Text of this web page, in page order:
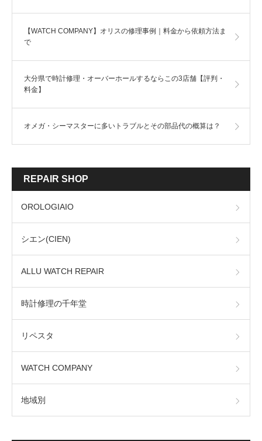
【WATCH COMPANY】オリスの修理事例｜料金から依頼方法ま
で
大分県で時計修理・オーバーホールするならこの3店舗【評判・
料金】
オメガ・シーマスターに多いトラブルとその部品代の概算は？
REPAIR SHOP
OROLOGIAIO
シエン(CIEN)
ALLU WATCH REPAIR
時計修理の千年堂
リペスタ
WATCH COMPANY
地域別